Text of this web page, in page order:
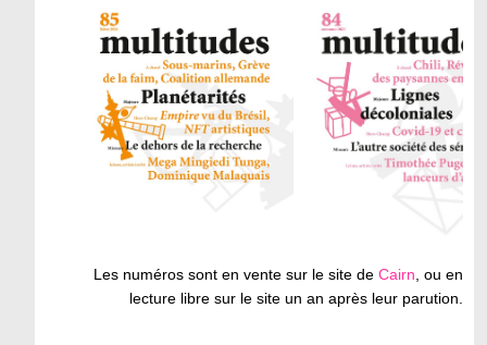
Les numéros sont en vente sur le site deCairn, ou en
lecture libre sur le site un an après leur parution.